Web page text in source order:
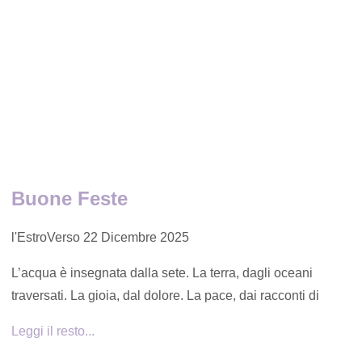
Buone Feste
l'EstroVerso 22 Dicembre 2025
L’acqua è insegnata dalla sete. La terra, dagli oceani
traversati. La gioia, dal dolore. La pace, dai racconti di
Leggi il resto...